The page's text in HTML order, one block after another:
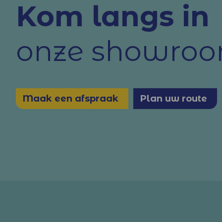
Kom langs in
onze
Maak een afspraak Plan uw route